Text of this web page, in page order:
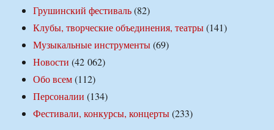
Грушинский фестиваль(82)
Клубы, творческие объединения, театры(141)
Музыкальные инструменты(69)
Новости (42 062)
Обо всем(112)
Персоналии (134)
Фестивали, конкурсы, концерты(233)